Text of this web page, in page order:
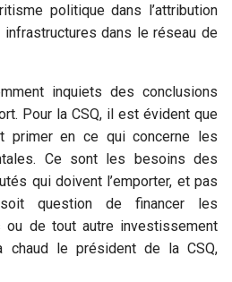
politique dans l’attribution
dans le réseau de
inquiets des conclusions
Pour la CSQ, il est évident que
primer en ce qui concerne les
Ce sont les besoins des
qui doivent l’emporter, et pas
soit question de financer les
ou de tout autre investissement
chaud le président de la CSQ,